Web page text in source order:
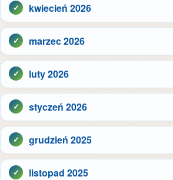
kwiecień 2026
marzec 2026
luty 2026
styczeń 2026
grudzień 2025
listopad 2025